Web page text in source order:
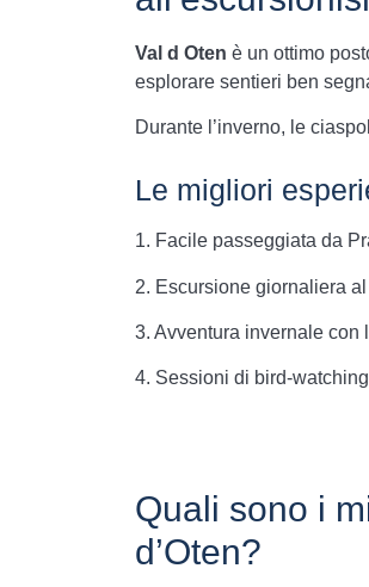
Val d Oten è un ottimo
esplorare sentieri ben
Durante l’inverno, le
Le migliori
1. Facile passeggiata da
2. Escursione giornaliera
3. Avventura invernale
4. Sessioni di bird-
Quali sono i
d’Oten?